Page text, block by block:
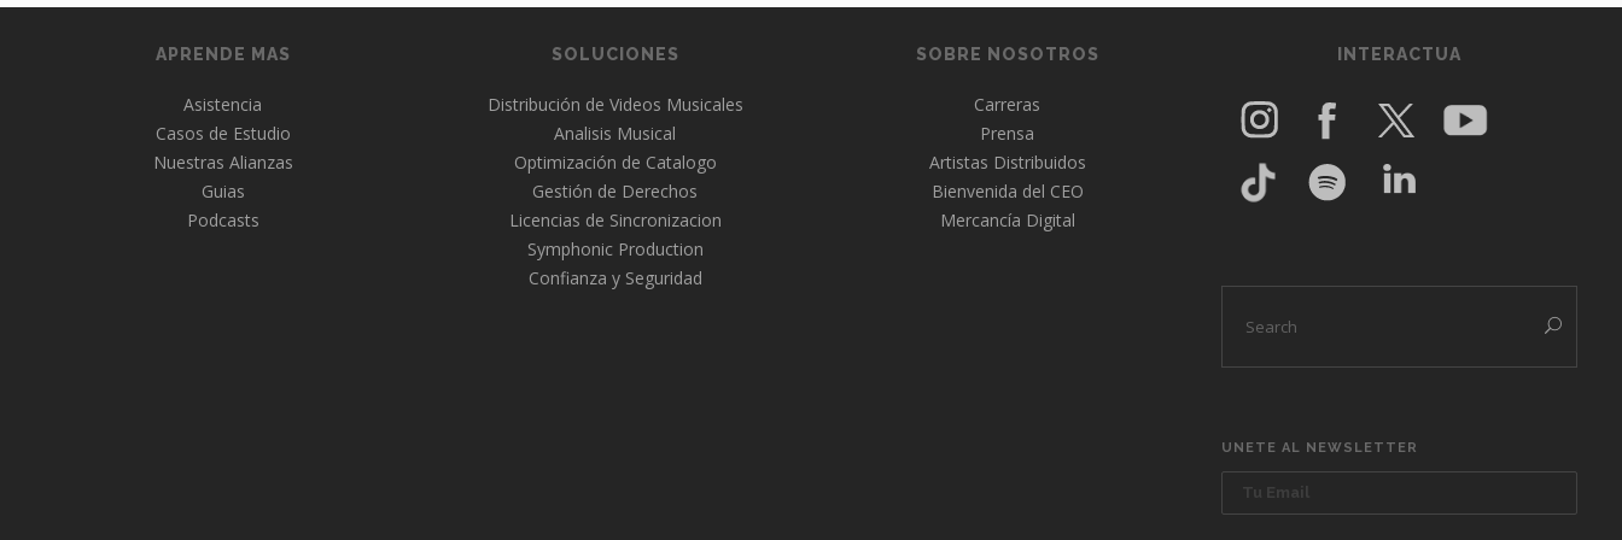
APRENDE MAS
Asistencia
Casos de Estudio
Nuestras Alianzas
Guias
Podcasts
SOLUCIONES
Distribución de Videos Musicales
Analisis Musical
Optimización de Catalogo
Gestión de Derechos
Licencias de Sincronizacion
Symphonic Production
Confianza y Seguridad
SOBRE NOSOTROS
Carreras
Prensa
Artistas Distribuidos
Bienvenida del CEO
Mercancía Digital
INTERACTUA
UNETE AL NEWSLETTER